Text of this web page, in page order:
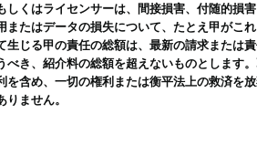
しくはライセンサーは、間接損害、付随的損
またはデータの損失について、たとえ甲がこ
生じる甲の責任の総額は、最新の請求または
べき、紹介料の総額を超えないものとします
を含め、一切の権利または衡平法上の救済を
ません。